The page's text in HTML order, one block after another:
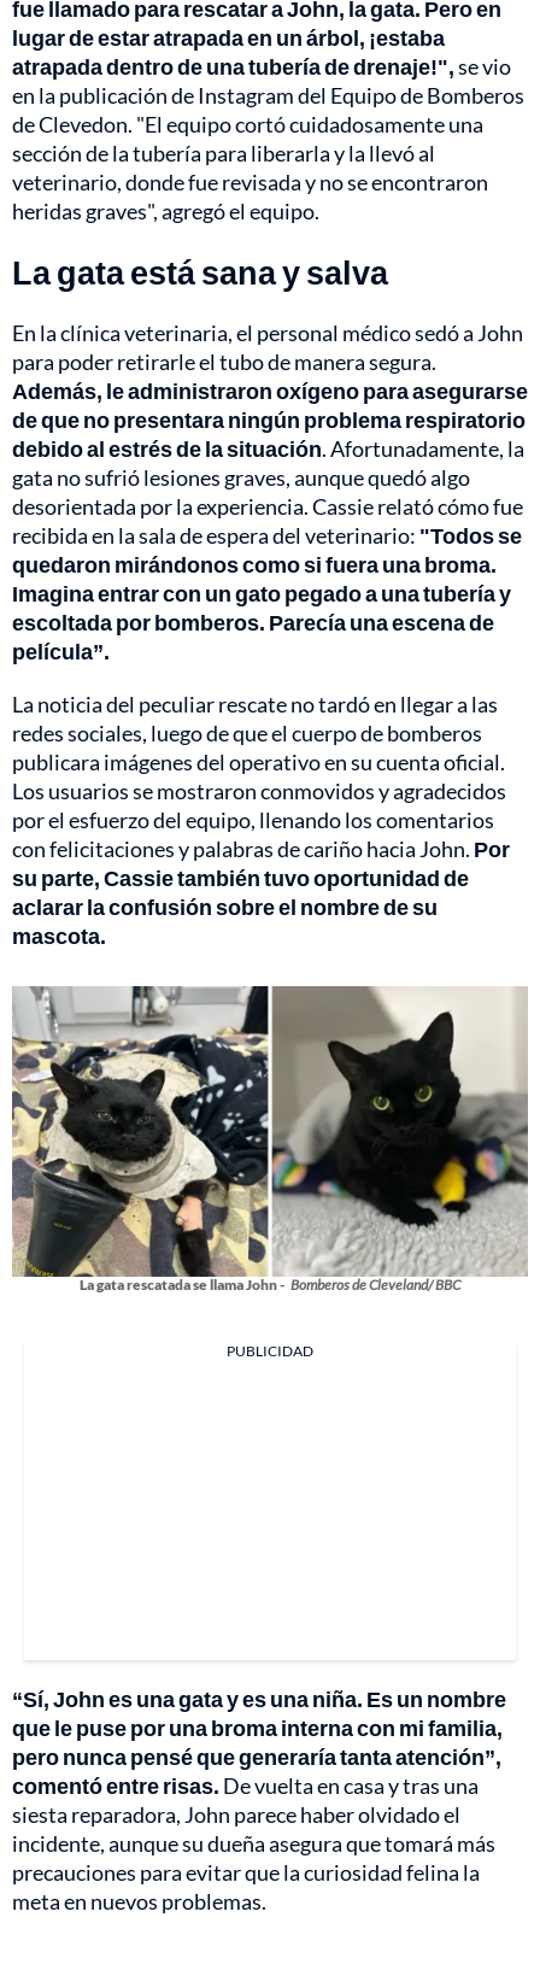
fue llamado para rescatar a John, la gata. Pero en
lugar de estar atrapada en un árbol, ¡estaba
atrapada dentro de una tubería de drenaje!",se vio
en la publicación de Instagram del Equipo de Bomberos
de Clevedon. "El equipo cortó cuidadosamente una
sección de la tubería para liberarla y la llevó al
veterinario, donde fue revisada y no se encontraron
heridas graves", agregó el equipo.
La gata está sana y salva
En la clínica veterinaria, el personal médico sedó a John
para poder retirarle el tubo de manera segura.
Además, le administraron oxígeno para asegurarse
de que no presentara ningún problema respiratorio
debido al estrés de la situación. Afortunadamente, la
gata no sufrió lesiones graves, aunque quedó algo
desorientada por la experiencia. Cassie relató cómo fue
recibida en la sala de espera del veterinario: "Todos se
quedaron mirándonos como si fuera una broma.
Imagina entrar con un gato pegado a una tubería y
escoltada por bomberos. Parecía una escena de
película”.
La noticia del peculiar rescate no tardó en llegar a las
redes sociales, luego de que el cuerpo de bomberos
publicara imágenes del operativo en su cuenta oficial.
Los usuarios se mostraron conmovidos y agradecidos
por el esfuerzo del equipo, llenando los comentarios
con felicitaciones y palabras de cariño hacia John. Por
su parte, Cassie también tuvo oportunidad de
aclarar la confusión sobre el nombre de su
mascota.
La gata rescatada se llama John - Bomberos de Cleveland/ BBC
PUBLICIDAD
“Sí, John es una gata y es una niña. Es un nombre
que le puse por una broma interna con mi familia,
pero nunca pensé que generaría tanta atención”,
comentó entre risas. De vuelta en casa y tras una
siesta reparadora, John parece haber olvidado el
incidente, aunque su dueña asegura que tomará más
precauciones para evitar que la curiosidad felina la
meta en nuevos problemas.